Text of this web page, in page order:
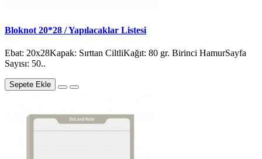
Bloknot 20*28 / Yapılacaklar Listesi
Ebat: 20x28Kapak: Sırttan CiltliKağıt: 80 gr. Birinci HamurSayfa
Sayısı: 50..
Sepete Ekle